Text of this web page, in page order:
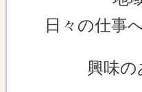
日々の仕事
興味